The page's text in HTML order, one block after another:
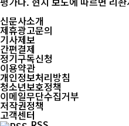
신문사소개
제휴광고문의
기사제보
간편결제
정기구독신청
이용약관
개인정보처리방침
청소년보호정책
이메일무단수집거부
저작권정책
고객센터